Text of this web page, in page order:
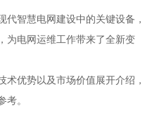
智慧电网建设中的关键设备，
为电网运维工作带来了全新变
优势以及市场价值展开介绍，
考。